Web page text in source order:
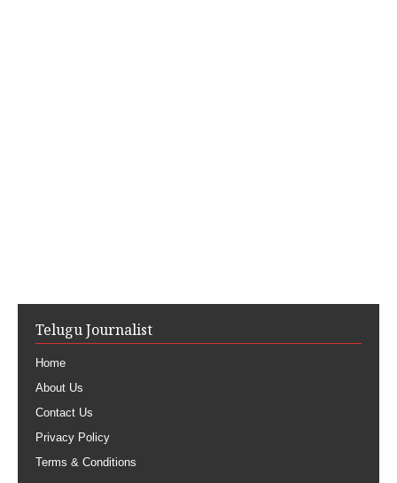
Telugu Journalist
Home
About Us
Contact Us
Privacy Policy
Terms & Conditions